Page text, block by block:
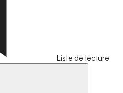
Liste de lecture